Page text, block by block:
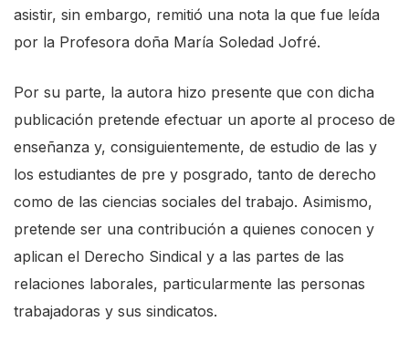
asistir, sin embargo, remitió una nota la que fue leída
por la Profesora doña María Soledad Jofré.
Por su parte, la autora hizo presente que con dicha
publicación pretende efectuar un aporte al proceso de
enseñanza y, consiguientemente, de estudio de las y
los estudiantes de pre y posgrado, tanto de derecho
como de las ciencias sociales del trabajo. Asimismo,
pretende ser una contribución a quienes conocen y
aplican el Derecho Sindical y a las partes de las
relaciones laborales, particularmente las personas
trabajadoras y sus sindicatos.